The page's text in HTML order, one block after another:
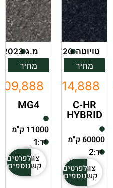
טויוטה 2020
מחיר
₪114,888
C-HR
HYBRID
60000 ק"מ
יד:2
צור
קשר
לפרטים
נוספים
מ.ג 2023
מחיר
MG4
11000 ק"מ
יד:1
צור
קשר
לפרטים
נוספים